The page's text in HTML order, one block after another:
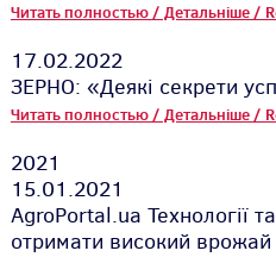
Читать полностью / Детальніше /
17.02.2022
ЗЕРНО: «Деякі секрети
Читать полностью / Детальніше /
2021
15.01.2021
AgroPortal.ua Технології
отримати високий